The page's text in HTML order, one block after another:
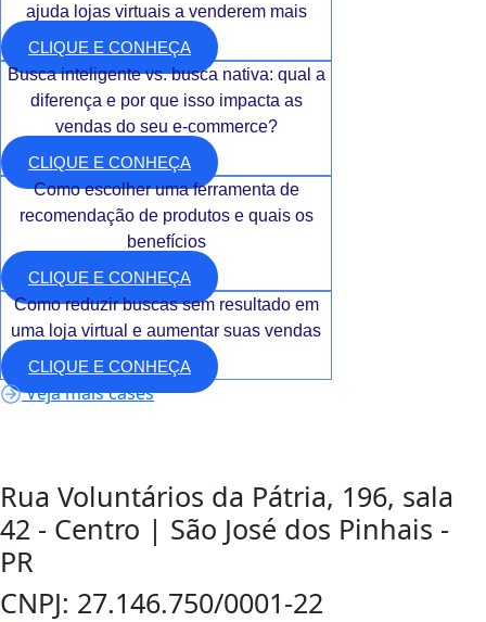
ajuda lojas virtuais a venderem mais
CLIQUE E CONHEÇA
Busca inteligente vs. busca nativa: qual a
diferença e por que isso impacta as
vendas do seu e-commerce?
CLIQUE E CONHEÇA
Como escolher uma ferramenta de
recomendação de produtos e quais os
benefícios
CLIQUE E CONHEÇA
Como reduzir buscas sem resultado em
uma loja virtual e aumentar suas vendas
CLIQUE E CONHEÇA
Veja mais cases
Rua Voluntários da Pátria, 196, sala
42 - Centro | São José dos Pinhais -
PR
CNPJ: 27.146.750/0001-22